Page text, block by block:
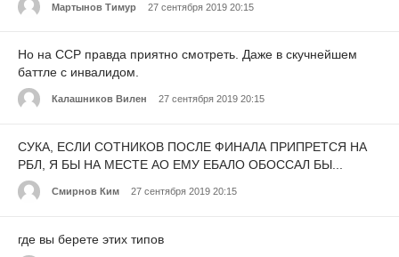
Мартынов Тимур 27 сентября 2019 20:15
Но на ССР правда приятно смотреть. Даже в скучнейшем
баттле с инвалидом.
Калашников Вилен 27 сентября 2019 20:15
СУКА, ЕСЛИ СОТНИКОВ ПОСЛЕ ФИНАЛА ПРИПРЕТСЯ НА
РБЛ, Я БЫ НА МЕСТЕ АО ЕМУ ЕБАЛО ОБОССАЛ БЫ...
Смирнов Ким 27 сентября 2019 20:15
где вы берете этих типов